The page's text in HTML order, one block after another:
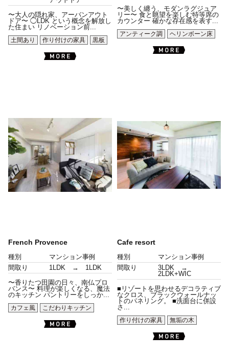
〜大人の隠れ家、アーバンアウト
ドア〜 ◯LDK という概念を解放し
た住まい リノベーション前...
土間あり
作り付けの家具 黒板
〜美しく纏う、モダンラグジュア
リー〜 食と眺望を楽しむ特等席の
カウンター 確かな存在感を表す...
アンティーク調
ヘリンボーン床
French Provence
種別
マンション事例
間取り
1LDK → 1LDK
〜香りたつ田園の日々、南仏プロ
バンス〜 料理が楽しくなる、魔法
のキッチン パントリーをしっか...
カフェ風
こだわりキッチン
Cafe resort
種別
マンション事例
間取り
3LDK →
2LDK+WIC
■リゾートを思わせるデコラティブ
なクロス、ブラックウォールナッ
トのパネリング。 ■洗面台に併設
さ...
作り付けの家具
無垢の木